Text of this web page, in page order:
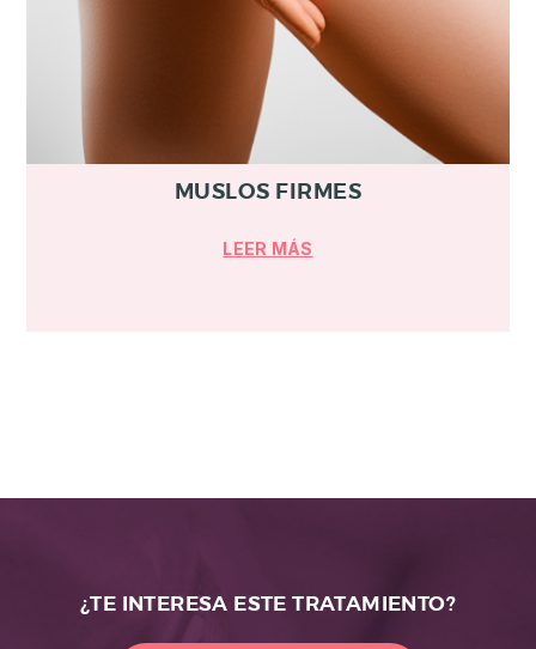
MUSLOS FIRMES
LEER MÁS
¿TE INTERESA ESTE TRATAMIENTO?